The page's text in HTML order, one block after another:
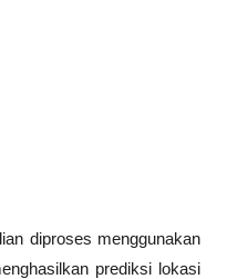
diproses menggunakan
prediksi lokasi